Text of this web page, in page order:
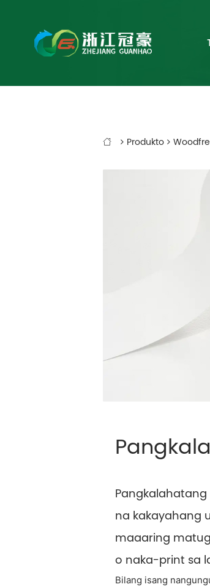
 Produkto
na kakayahang
maaaring
o naka-print sa
Bilang isang